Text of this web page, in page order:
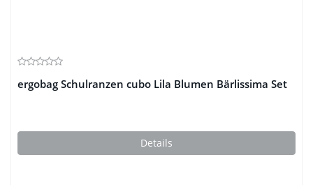
ergobag Schulranzen cubo Lila Blumen Bärlissima Set
Details